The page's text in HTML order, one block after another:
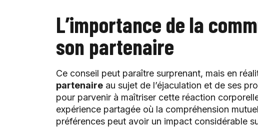
L’importance de la
son partenaire
Ce conseil peut paraître surprenant, mais en
partenaire au sujet de l’éjaculation et de ses
pour parvenir à maîtriser cette réaction
expérience partagée où la compréhension
préférences peut avoir un impact considérable